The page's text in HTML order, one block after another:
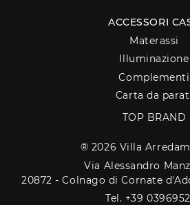
ACCESSORI
Materassi
Illuminazione
Complementi
Carta da
TOP BRAND
® 2026 Villa
Via Alessandro
20872 - Colnago di Cornate
Tel. +39